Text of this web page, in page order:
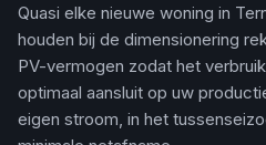
Quasi elke nieuwe woning in
houden bij de dimensionering
PV-vermogen zodat het
optimaal aansluit op uw
eigen stroom, in het